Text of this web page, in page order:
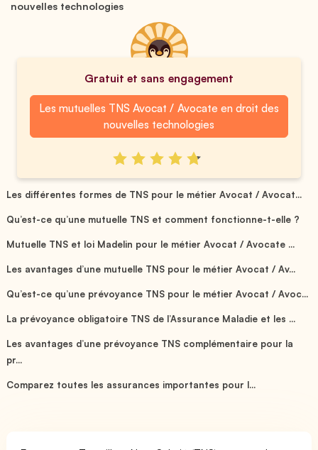
nouvelles technologies
Gratuit et sans engagement
Les mutuelles TNS Avocat / Avocate en droit des
nouvelles technologies
Les différentes formes de TNS pour le métier Avocat / Avocat...
Qu’est-ce qu’une mutuelle TNS et comment fonctionne-t-elle ?
Mutuelle TNS et loi Madelin pour le métier Avocat / Avocate ...
Les avantages d’une mutuelle TNS pour le métier Avocat / Av...
Qu’est-ce qu’une prévoyance TNS pour le métier Avocat / Avoc...
La prévoyance obligatoire TNS de l’Assurance Maladie et les ...
Les avantages d’une prévoyance TNS complémentaire pour la
pr...
Comparez toutes les assurances importantes pour l...